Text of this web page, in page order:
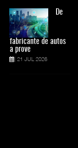
De
fabricante de autos
a prove
21 JUL 2026